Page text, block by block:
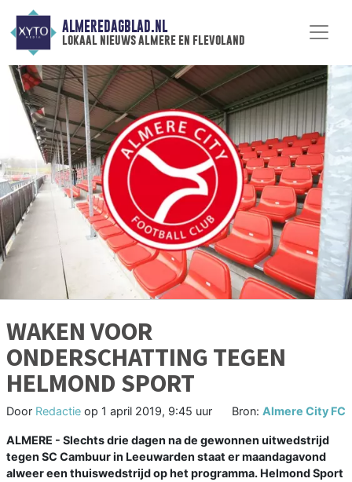
ALMEREDAGBLAD.NL
lokaal nieuws almere en flevoland
WAKEN VOOR
ONDERSCHATTING TEGEN
HELMOND SPORT
Door Redactie op 1 april 2019, 9:45 uur Bron: Almere City FC
ALMERE - Slechts drie dagen na de gewonnen uitwedstrijd
tegen SC Cambuur in Leeuwarden staat er maandagavond
alweer een thuiswedstrijd op het programma. Helmond Sport